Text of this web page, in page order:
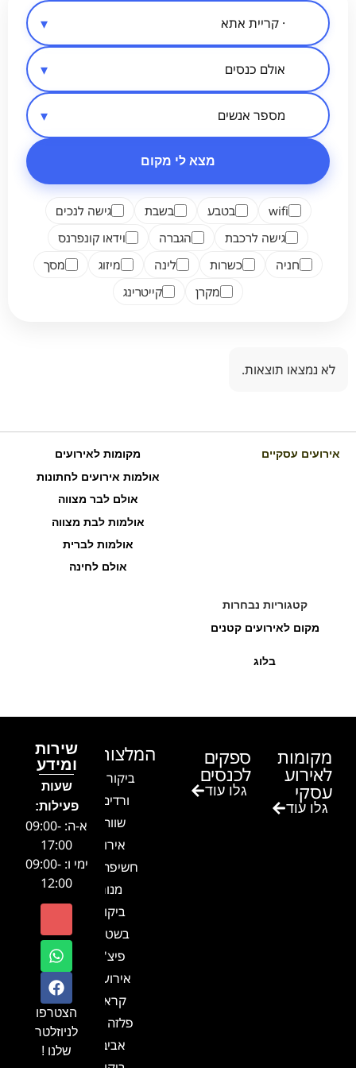
אזור בארץ
סיווג מקום
מספר אנשים
מצא לי מקום
wifi בטבע בשבת
גישה לנכים
גישה לרכבת
הגברה
וידאו קונפרנס
חניה
כשרות לינה מיזוג
מסך
מקרן
קייטרינג
לא נמצאו תוצאות.
אירועים עסקיים
מקומות לאירועים
אולמות אירועים לחתונות
אולם לבר מצווה
אולמות לבת מצווה
אולמות לברית
אולם לחינה
קטגוריות נבחרות
מקום לאירועים קטנים
בלוג
מקומות
לאירוע
עסקי
גלו עוד
ספקים
לכנסים
גלו עוד
המלצות
ביקור בגן
ורדים –
שווה!!
אירוע
חשיפה- זיו
מנור
ביקור
בשטח-
פיצ'ר
אירועים
קראון
פלזה תל
אביב-
שירות
ומידע
שעות
פעילות:
א-ה: 09:00-
17:00
ימי ו: 09:00-
12:00
הצטרפו
לניוזלטר
שלנו !